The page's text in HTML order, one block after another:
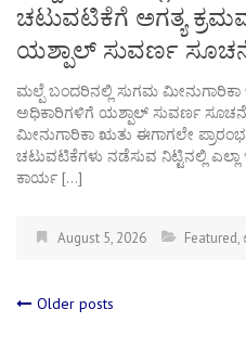
ಚಟುವಟಿಕೆಗೆ ಅಗತ್ಯ
ಯಶ್ಪಾಲ್ ಸುವರ್ಣ
ಮಲ್ಪೆ ಬಂದರಿನಲ್ಲಿ ಸುಗಮ
ಅಧಿಕಾರಿಗಳಿಗೆ ಯಶ್ಪಾಲ್ ಸುವರ್ಣ
ಮೀನುಗಾರಿಕಾ ಋತು ಈಗಾಗಲೇ
ಚಟುವಟಿಕೆಗಳು ನಡೆಸುವ ನಿಟ್ಟಿನಲ್ಲಿ
ಕಾರ್ಯ […]
August 5, 2026 Featured,
Posts
Older posts